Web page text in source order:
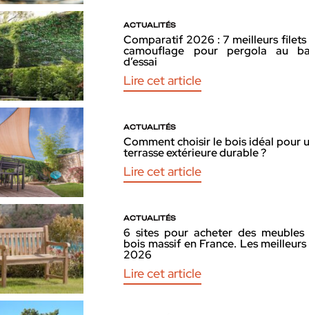
ACTUALITÉS
Comparatif 2026 : 7 meilleurs filets
camouflage pour pergola au
d’essai
Lire cet article
ACTUALITÉS
Comment choisir le bois idéal pour
terrasse extérieure durable ?
Lire cet article
ACTUALITÉS
6 sites pour acheter des meubles
bois massif en France. Les
2026
Lire cet article